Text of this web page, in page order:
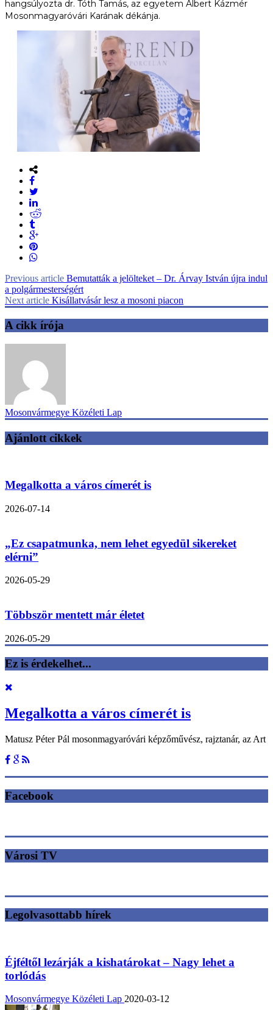
hangsúlyozta dr. Tóth Tamás, az egyetem Albert Kázmér
Mosonmagyaróvári Karának dékánja.
Previous article Bemutatták a jelölteket – Dr. Árvay István újra indul
a polgármesterségért
Next article Kisállatvásár lesz a mosoni piacon
A cikk írója
Mosonvármegye Közéleti Lap
Ajánlott cikkek
Megalkotta a város címerét is
2026-07-14
„Ez csapatmunka, nem lehet egyedül sikereket
elérni”
2026-05-29
Többször mentett már életet
2026-05-29
Ez is érdekelhet...
Megalkotta a város címerét is
Matusz Péter Pál mosonmagyaróvári képzőművész, rajztanár, az Art
Facebook
Városi TV
Legolvasottabb hírek
Éjféltől lezárják a kishatárokat – Nagy lehet a
torlódás
Mosonvármegye Közéleti Lap 2020-03-12